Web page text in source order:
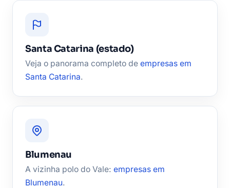
Santa Catarina (estado)
Veja o panorama completo de empresas em
Santa Catarina.
Blumenau
A vizinha polo do Vale: empresas em
Blumenau.